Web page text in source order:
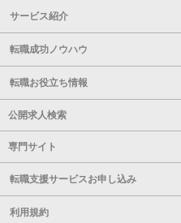
サービス紹介
転職成功ノウハウ
転職お役立ち情報
公開求人検索
専門サイト
転職支援サービスお申し込み
利用規約